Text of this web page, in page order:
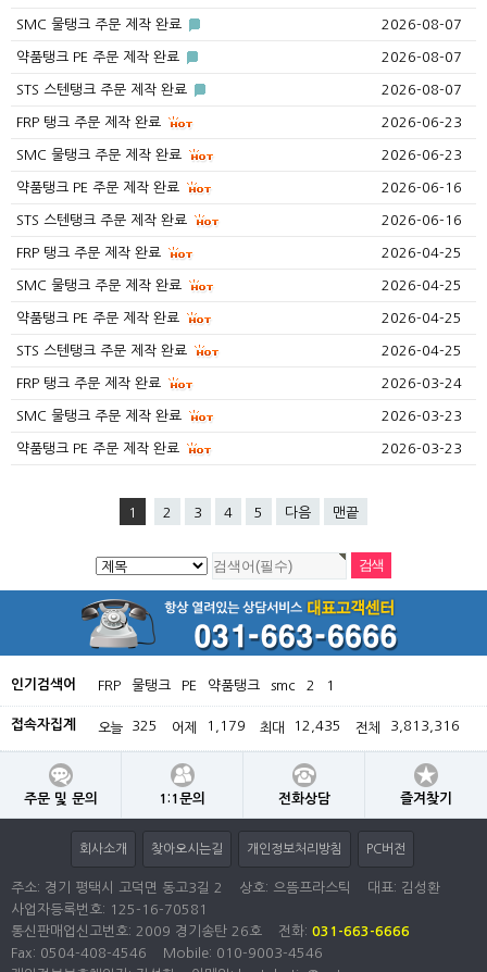
SMC 물탱크 주문 제작 완료 2026-08-07
약품탱크 PE 주문 제작 완료 2026-08-07
STS 스텐탱크 주문 제작 완료 2026-08-07
FRP 탱크 주문 제작 완료 2026-06-23
SMC 물탱크 주문 제작 완료 2026-06-23
약품탱크 PE 주문 제작 완료 2026-06-16
STS 스텐탱크 주문 제작 완료 2026-06-16
FRP 탱크 주문 제작 완료 2026-04-25
SMC 물탱크 주문 제작 완료 2026-04-25
약품탱크 PE 주문 제작 완료 2026-04-25
STS 스텐탱크 주문 제작 완료 2026-04-25
FRP 탱크 주문 제작 완료 2026-03-24
SMC 물탱크 주문 제작 완료 2026-03-23
약품탱크 PE 주문 제작 완료 2026-03-23
1 2 3 4 5 다음 맨끝
인기검색어 FRP 물탱크 PE 약품탱크 smc 2 1
접속자집계 오늘 325 어제 1,179 최대 12,435 전체 3,813,316
주문 및 문의 1:1문의 전화상담 즐겨찾기
회사소개 찾아오시는길 개인정보처리방침 PC버전
주소: 경기 평택시 고덕면 동고3길 2 상호: 으뜸프라스틱
대표: 김성환
사업자등록번호: 125-16-70581
통신판매업신고번호: 2009 경기송탄 26호
전화: 031-663-6666
Fax: 0504-408-4546
Mobile: 010-9003-4546